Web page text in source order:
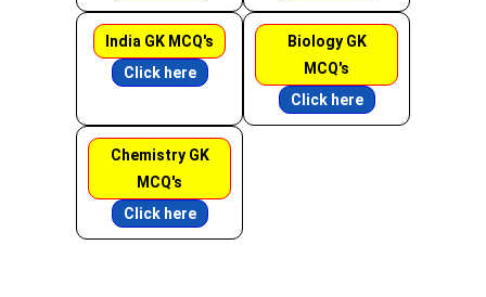
India GK MCQ's
Click here
Biology GK
MCQ's
Click here
Chemistry GK
MCQ's
Click here